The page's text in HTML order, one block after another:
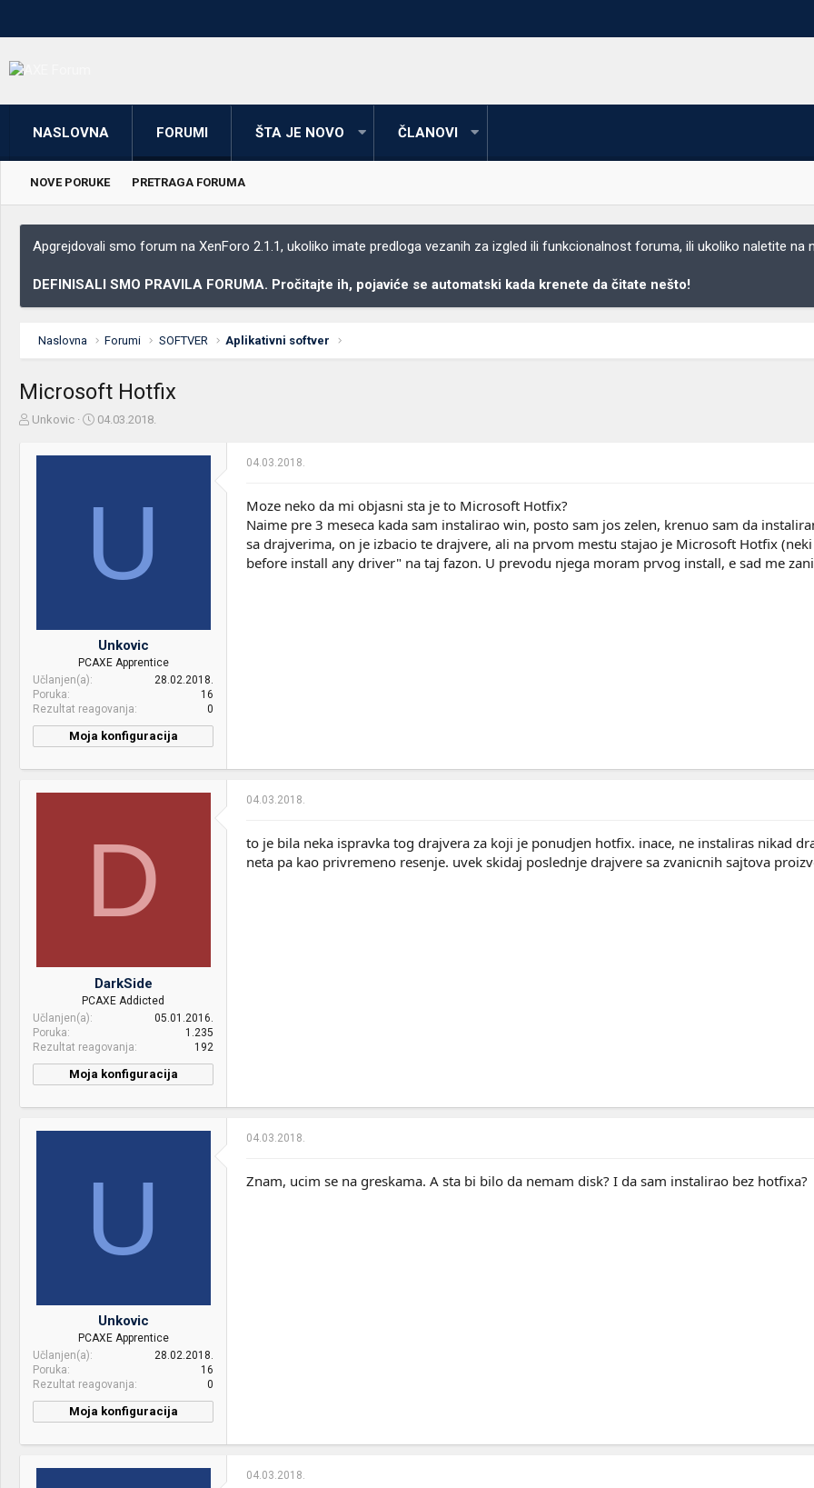
NASLOVNA FORUMI ŠTA JE NOVO ČLANOVI
NOVE PORUKE PRETRAGA FORUMA
Apgrejdovali smo forum na XenForo 2.1.1, ukoliko imate predloga vezanih za izgled ili funkcionalnost foruma, ili ukoliko naletite na
DEFINISALI SMO PRAVILA FORUMA. Pročitajte ih, pojaviće se automatski kada krenete da čitate nešto!
Naslovna Forumi SOFTVER Aplikativni softver
Microsoft Hotfix
ZUnkovic
D
e
j
a
04.03.2018.
U
Unkovic
PCAXE Apprentice
Učlanjen(a)
28.02.2018.
Poruka
16
Rezultat reagovanja
0
Moja konfiguracija
04.03.2018.
Moze neko da mi objasni sta je to Microsoft Hotfix?
Naime pre 3 meseca kada sam instalirao win, posto sam jos zelen, krenuo sam da
sa drajverima, on je izbacio te drajvere, ali na prvom mestu stajao je Microsoft Hotfix
before install any driver" na taj fazon. U prevodu njega moram prvog install, e sad me
D
DarkSide
PCAXE Addicted
Učlanjen(a)
05.01.2016.
Poruka
1.235
Rezultat reagovanja
192
Moja konfiguracija
04.03.2018.
to je bila neka ispravka tog drajvera za koji je ponudjen hotfix. inace, ne instaliras nikad
neta pa kao privremeno resenje. uvek skidaj poslednje drajvere sa zvanicnih sajtova
U
Unkovic
PCAXE Apprentice
Učlanjen(a)
28.02.2018.
Poruka
16
Rezultat reagovanja
0
Moja konfiguracija
04.03.2018.
Znam, ucim se na greskama. A sta bi bilo da nemam disk? I da sam instalirao bez hotfixa?
04.03.2018.